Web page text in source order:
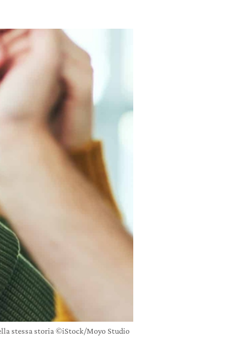
stessa storia ©iStock/Moyo Studio